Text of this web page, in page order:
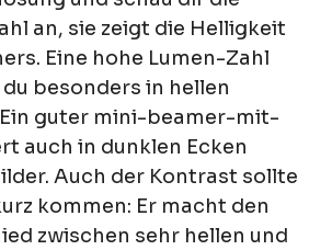
an, sie zeigt die Helligkeit
Eine hohe Lumen-Zahl
besonders in hellen
Ein guter mini-beamer-mit-
auch in dunklen Ecken
Auch der Kontrast sollte
kommen: Er macht den
zwischen sehr hellen und